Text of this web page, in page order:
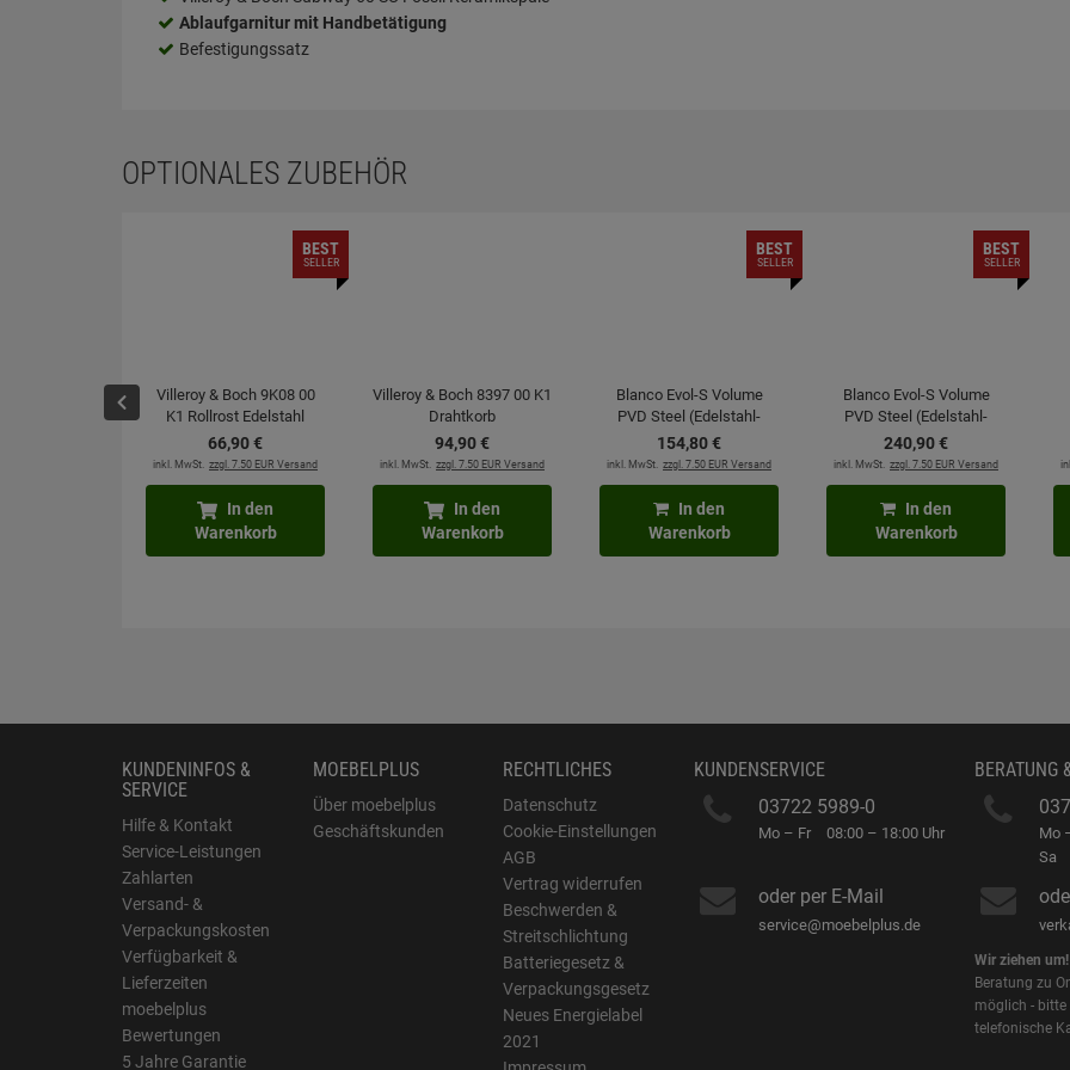
Ablaufgarnitur mit Handbetätigung
Befestigungssatz
OPTIONALES ZUBEHÖR
Villeroy & Boch 9K08 00
K1 Rollrost Edelstahl
66,90€
inkl. MwSt. zzgl. 7.50 EUR Versand
BEST
SELLER
In den
Warenkorb
Villeroy & Boch 8397 00 K1
Drahtkorb
94,90€
inkl. MwSt. zzgl. 7.50 EUR Versand
In den
Warenkorb
Blanco Evol-S Volume
PVD Steel (Edelstahl-
Finish) 525213
Hochdruckarmatur
154,80€
inkl. MwSt. zzgl. 7.50 EUR Versand
BEST
SELLER
In den
Warenkorb
Blanco Evol-S Volume
PVD Steel (Edelstahl-
Finish) 525211
Hochdruckarmatur
240,90€
inkl. MwSt. zzgl. 7.50 EUR Versand
BEST
SELLER
In den
Warenkorb
KUNDENINFOS &
SERVICE
Hilfe & Kontakt
Service-Leistungen
Zahlarten
Versand- &
Verpackungskosten
Verfügbarkeit &
Lieferzeiten
moebelplus
Bewertungen
5 Jahre Garantie
MOEBELPLUS
Über moebelplus
Geschäftskunden
RECHTLICHES
Datenschutz
Cookie-Einstellungen
AGB
Vertrag widerrufen
Beschwerden &
Streitschlichtung
Batteriegesetz &
Verpackungsgesetz
Neues Energielabel
2021
KUNDENSERVICE
03722 5989-0
Mo – Fr 08:00 – 18:00 Uhr
oder per E-Mail
service@moebelplus.de
BERATUNG
Mo
Sa
Wir ziehen um!
Beratung zu
möglich - bitte
telefonische